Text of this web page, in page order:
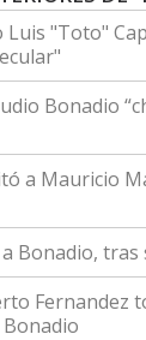
Luis "Toto"
Bonadio
a Mauricio
a Bonadio,
Fernandez
Bonadio